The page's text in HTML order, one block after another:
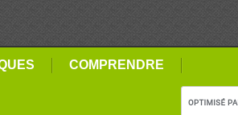
COMPRENDRE